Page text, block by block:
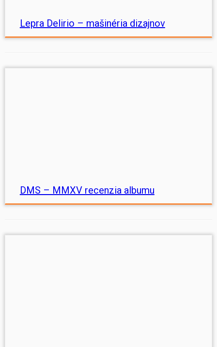
Lepra Delirio – mašinéria dizajnov
DMS – MMXV recenzia albumu